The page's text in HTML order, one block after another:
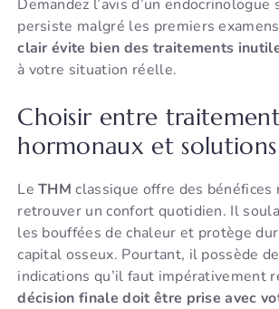
Demandez l’avis d’un endocrinologue
persiste malgré les premiers
clair évite bien des traitements
à votre situation réelle.
Choisir entre
hormonaux et
LeTHM classique offre des bénéfices
retrouver un confort quotidien. Il
les bouffées de chaleur et protège
capital osseux. Pourtant, il possède
indications qu’il faut impérativement
décision finale doit être prise avec